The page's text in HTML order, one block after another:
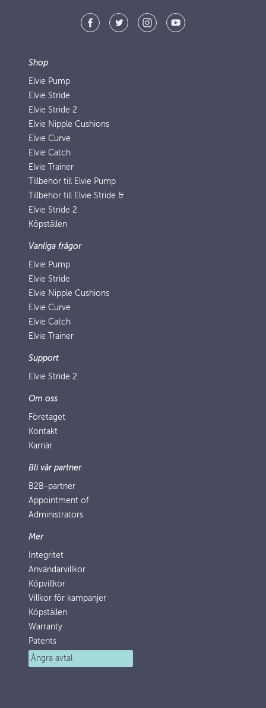
Shop
Elvie Pump
Elvie Stride
Elvie Stride 2
Elvie Nipple Cushions
Elvie Curve
Elvie Catch
Elvie Trainer
Tillbehör till Elvie Pump
Tillbehör till Elvie Stride &
Elvie Stride 2
Köpställen
Vanliga frågor
Elvie Pump
Elvie Stride
Elvie Nipple Cushions
Elvie Curve
Elvie Catch
Elvie Trainer
Support
Elvie Stride 2
Om oss
Företaget
Kontakt
Karriär
Bli vår partner
B2B-partner
Appointment of
Administrators
Mer
Integritet
Användarvillkor
Köpvillkor
Villkor för kampanjer
Köpställen
Warranty
Patents
Ångra avtal